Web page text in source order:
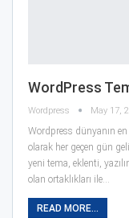
WordPress
Wordpress May 17,
Wordpress dünyanın en
olarak her geçen gün
yeni tema, eklenti,
olan ortaklıkları ile…
READ MORE...